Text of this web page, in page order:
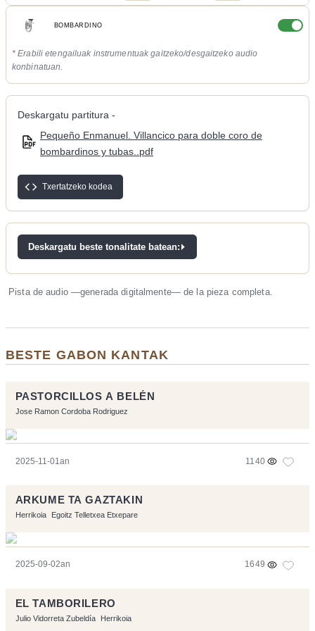
BOMBARDINO
* Erabili etengailuak instrumentuak gaitzeko/desgaitzeko audio
konbinatuan.
Deskargatu partitura -
Pequeño Enmanuel. Villancico para doble coro de
bombardinos y tubas..pdf
Txertatzeko kodea
Deskargatu beste tonalitate batean:
Pista de audio —generada digitalmente— de la pieza completa.
BESTE GABON KANTAK
PASTORCILLOS A BELÉN
Jose Ramon Cordoba Rodriguez
2025-11-01an 1140
ARKUME TA GAZTAKIN
Herrikoia Egoitz Telletxea Etxepare
2025-09-02an 1649
EL TAMBORILERO
Julio Vidorreta Zubeldía Herrikoia